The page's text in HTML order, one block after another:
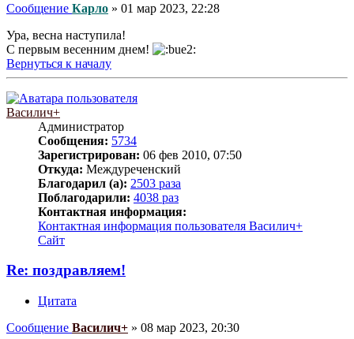
Сообщение Карло » 01 мар 2023, 22:28
Ура, весна наступила!
С первым весенним днем!
Вернуться к началу
Василич+
Администратор
Сообщения: 5734
Зарегистрирован: 06 фев 2010, 07:50
Откуда: Междуреченский
Благодарил (а): 2503 раза
Поблагодарили: 4038 раз
Контактная информация:
Контактная информация пользователя Василич+
Сайт
Re: поздравляем!
Цитата
Сообщение Василич+ » 08 мар 2023, 20:30